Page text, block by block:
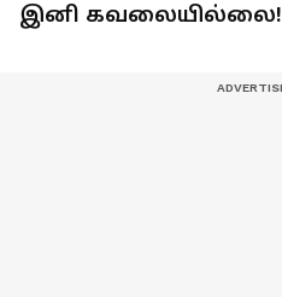
இனி கவலையில்லை!